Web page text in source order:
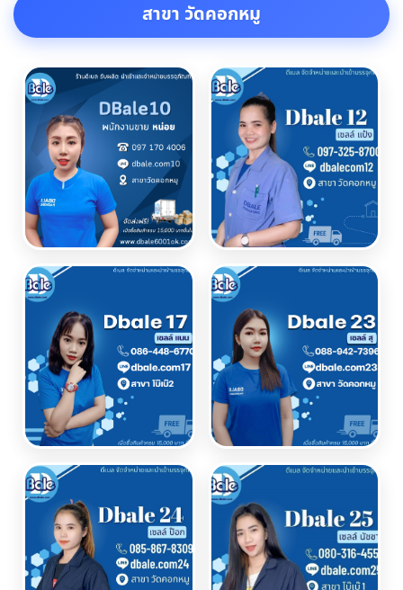
สาขา วัดคอกหมู